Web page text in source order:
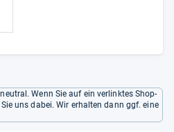
Wenn Sie auf ein verlinktes Shop-
uns dabei. Wir erhalten dann ggf. eine